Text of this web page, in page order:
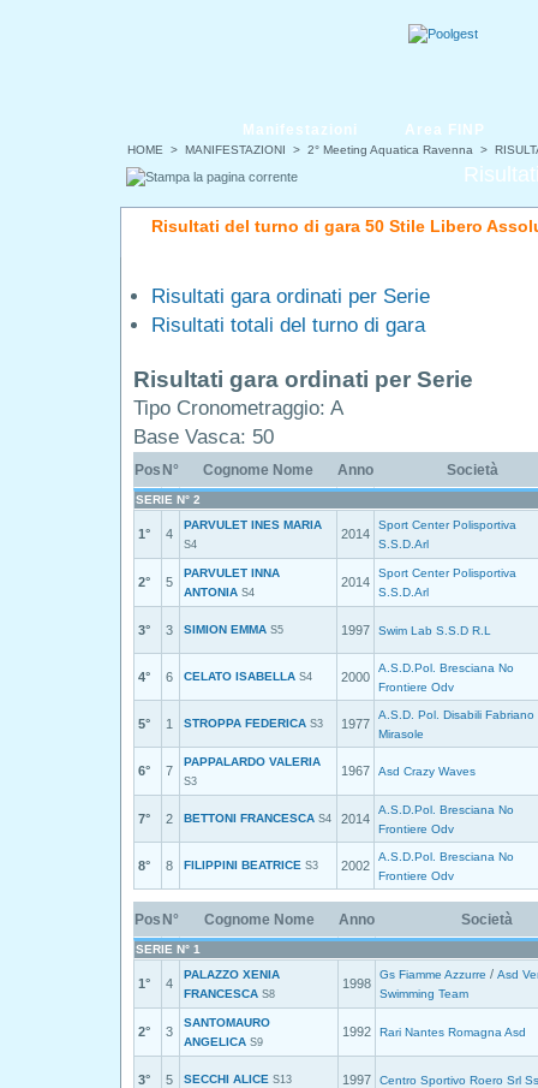
HOME > MANIFESTAZIONI > 2° Meeting Aquatica Ravenna >
Manifestazioni Area FINP
Risultati del turno di gara 50 Stile Libero
Risultati gara ordinati per Serie
Risultati totali del turno di gara
Risultati gara ordinati per Serie
Tipo Cronometraggio: A
Base Vasca: 50
Pos N° Cognome Nome Anno Società
SERIE N° 2
1° 4
PARVULET INES MARIA
S4
2014
Sport Center Polisportiva
S.S.D.Arl
2° 5
PARVULET INNA
ANTONIA S4
2014
Sport Center Polisportiva
S.S.D.Arl
3° 3 SIMION EMMA S5 1997 Swim Lab S.S.D R.L
4° 6 CELATO ISABELLA S4 2000
A.S.D.Pol. Bresciana No
Frontiere Odv
5° 1 STROPPA FEDERICA S3 1977
A.S.D. Pol. Disabili Fabriano
Mirasole
6° 7
PAPPALARDO VALERIA
S3
1967 Asd Crazy Waves
7° 2 BETTONI FRANCESCA S4 2014
A.S.D.Pol. Bresciana No
Frontiere Odv
8° 8 FILIPPINI BEATRICE S3 2002
A.S.D.Pol. Bresciana No
Frontiere Odv
Pos N° Cognome Nome Anno Società
SERIE N° 1
1° 4
PALAZZO XENIA
FRANCESCA S8
1998
Gs Fiamme Azzurre / Asd
Swimming Team
2° 3
SANTOMAURO
ANGELICA S9
1992 Rari Nantes Romagna Asd
3° 5 SECCHI ALICE S13 1997 Centro Sportivo Roero Srl